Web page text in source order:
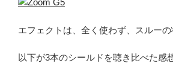
エフェクトは、全く使わず、スルーの
以下が3本のシールドを聴き比べた感